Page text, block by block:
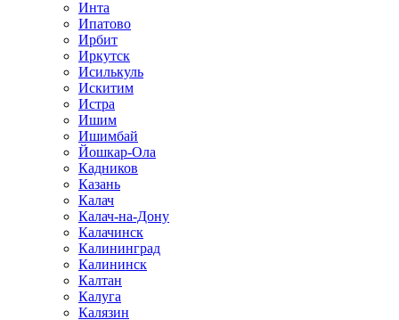
Инта
Ипатово
Ирбит
Иркутск
Исилькуль
Искитим
Истра
Ишим
Ишимбай
Йошкар-Ола
Кадников
Казань
Калач
Калач-на-Дону
Калачинск
Калининград
Калининск
Калтан
Калуга
Калязин